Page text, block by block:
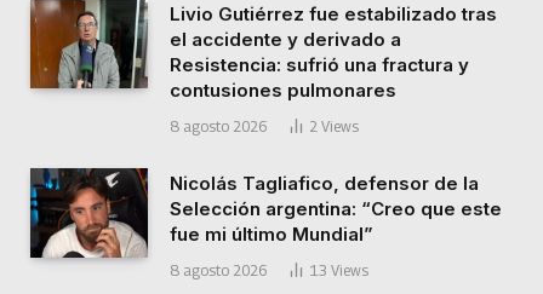
Livio Gutiérrez fue estabilizado tras
el accidente y derivado a
Resistencia: sufrió una fractura y
contusiones pulmonares
8 agosto 2026 2 Views
Nicolás Tagliafico, defensor de la
Selección argentina: “Creo que este
fue mi último Mundial”
8 agosto 2026 13 Views